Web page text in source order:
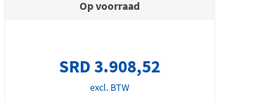
Op voorraad
SRD 3.908,52
excl. BTW